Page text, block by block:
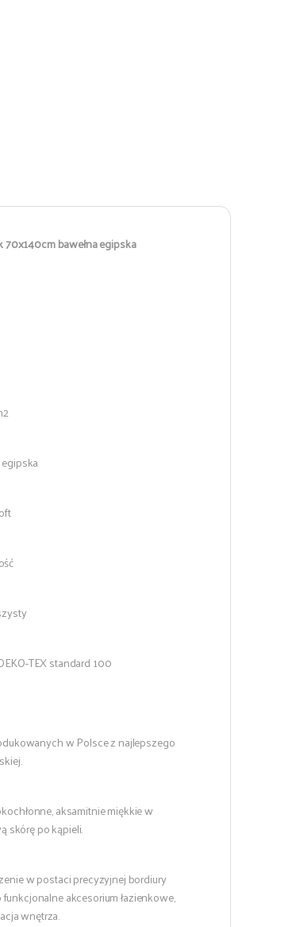
70x140cm bawełna egipska
TEX standard 100
w Polsce z najlepszego
aksamitnie miękkie w
skórę po kąpieli.
w postaci precyzyjnej bordiury
akcesorium łazienkowe,
wnętrza.